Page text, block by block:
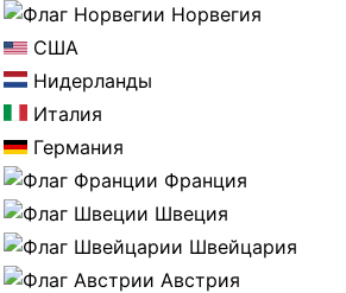
Норвегия
США
Нидерланды
Италия
Германия
Франция
Швеция
Швейцария
Австрия